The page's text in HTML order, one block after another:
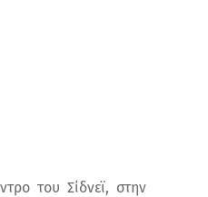
του Σίδνεϊ, στην